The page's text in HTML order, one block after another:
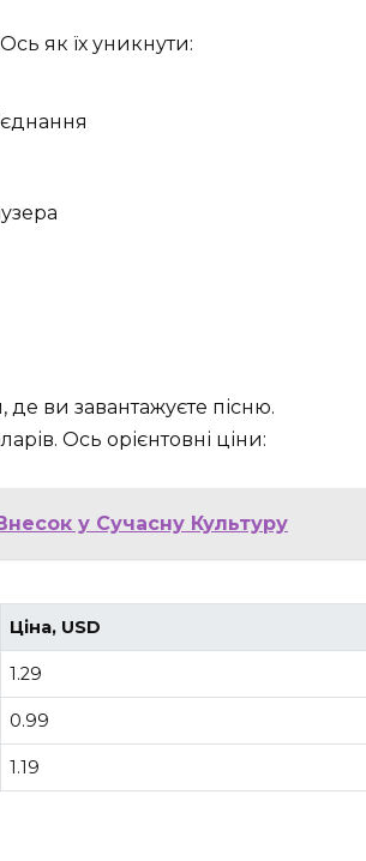
як їх уникнути:
ви завантажуєте пісню.
Ось орієнтовні ціни:
у Сучасну Культуру
Ціна, USD
1.29
0.99
1.19